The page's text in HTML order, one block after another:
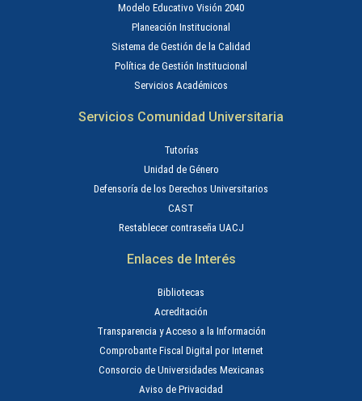
Modelo Educativo Visión 2040
Planeación Institucional
Sistema de Gestión de la Calidad
Política de Gestión Institucional
Servicios Académicos
Servicios Comunidad Universitaria
Tutorías
Unidad de Género
Defensoría de los Derechos Universitarios
CAST
Restablecer contraseña UACJ
Enlaces de Interés
Bibliotecas
Acreditación
Transparencia y Acceso a la Información
Comprobante Fiscal Digital por Internet
Consorcio de Universidades Mexicanas
Aviso de Privacidad